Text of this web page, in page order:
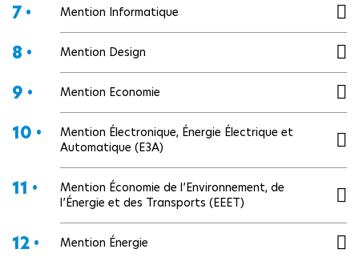
7 • Mention Informatique
8 • Mention Design
9 • Mention Economie
10 •
Mention Électronique, Énergie Électrique et
Automatique (E3A)
11 •
Mention Économie de l’Environnement, de
l’Énergie et des Transports (EEET)
12 • Mention Énergie